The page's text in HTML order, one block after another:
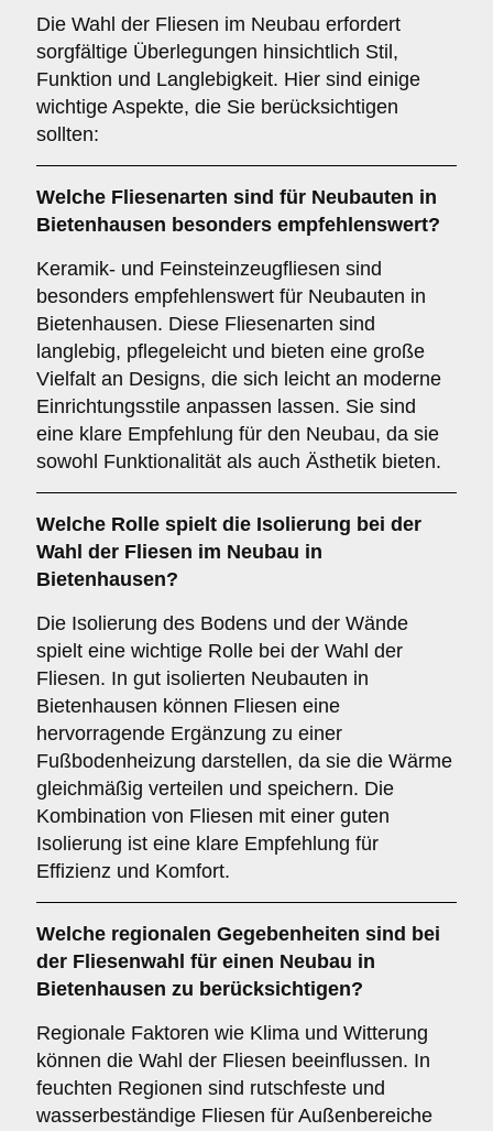
Die Wahl der Fliesen im Neubau erfordert
sorgfältige Überlegungen hinsichtlich Stil,
Funktion und Langlebigkeit. Hier sind einige
wichtige Aspekte, die Sie berücksichtigen
sollten:
Welche Fliesenarten sind für Neubauten in
Bietenhausen besonders empfehlenswert?
Keramik- und Feinsteinzeugfliesen sind
besonders empfehlenswert für Neubauten in
Bietenhausen. Diese Fliesenarten sind
langlebig, pflegeleicht und bieten eine große
Vielfalt an Designs, die sich leicht an moderne
Einrichtungsstile anpassen lassen. Sie sind
eine klare Empfehlung für den Neubau, da sie
sowohl Funktionalität als auch Ästhetik bieten.
Welche Rolle spielt die Isolierung bei der
Wahl der Fliesen im Neubau in
Bietenhausen?
Die Isolierung des Bodens und der Wände
spielt eine wichtige Rolle bei der Wahl der
Fliesen. In gut isolierten Neubauten in
Bietenhausen können Fliesen eine
hervorragende Ergänzung zu einer
Fußbodenheizung darstellen, da sie die Wärme
gleichmäßig verteilen und speichern. Die
Kombination von Fliesen mit einer guten
Isolierung ist eine klare Empfehlung für
Effizienz und Komfort.
Welche regionalen Gegebenheiten sind bei
der Fliesenwahl für einen Neubau in
Bietenhausen zu berücksichtigen?
Regionale Faktoren wie Klima und Witterung
können die Wahl der Fliesen beeinflussen. In
feuchten Regionen sind rutschfeste und
wasserbeständige Fliesen für Außenbereiche